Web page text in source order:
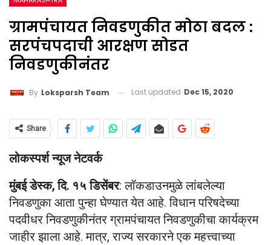
ग्रामपंचायत निवडणुकीत मोठा बदल :
सरपंचपदाची आरक्षण सोडत
निवडणुकीनंतर
By Loksparsh Team Last updated Dec 15, 2020
Share
लोकस्पर्श न्यूज नेटवर्क
मुंबई डेस्क, दि. १५ डिसेंबर: लॉकडाउनमुळे लांबलेल्या
निवडणुका आता पुन्हा घेण्यात येत आहे. विधान परिषदेच्या
पदवीधर निवडणुकीनंतर ग्रामपंचायत निवडणुकीचा कार्यक्रम
जाहीर झाला आहे. मात्र, राज्य सरकारने एक महत्त्वाच्या